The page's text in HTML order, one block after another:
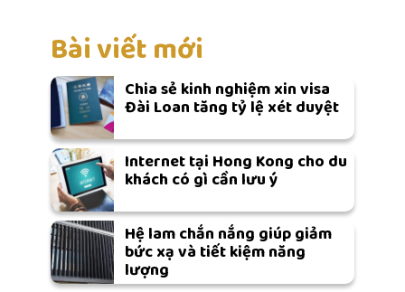
Bài viết mới
Chia sẻ kinh nghiệm xin visa
Đài Loan tăng tỷ lệ xét duyệt
Internet tại Hong Kong cho du
khách có gì cần lưu ý
Hệ lam chắn nắng giúp giảm
bức xạ và tiết kiệm năng
lượng